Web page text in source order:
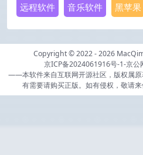
远程软件
音乐软件 黑苹果
Copyright © 2022 - 2026
京ICP备2024061916号-1-京公
——本软件来自互联网开源社区，版权属原
有需要请购买正版。如有侵权，敬请